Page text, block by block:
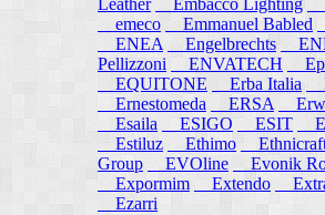
Leather
Embacco Lighting
emeco
Emmanuel Babled
ENEA
Engelbrechts
Pellizzoni ENVATECH
EQUITONE
Erba Italia
Ernestomeda
ERSA
Esaila
ESIGO ESIT
Estiluz
Ethimo
Group
EVOline Evonik
Expormim
Extendo
Ezarri